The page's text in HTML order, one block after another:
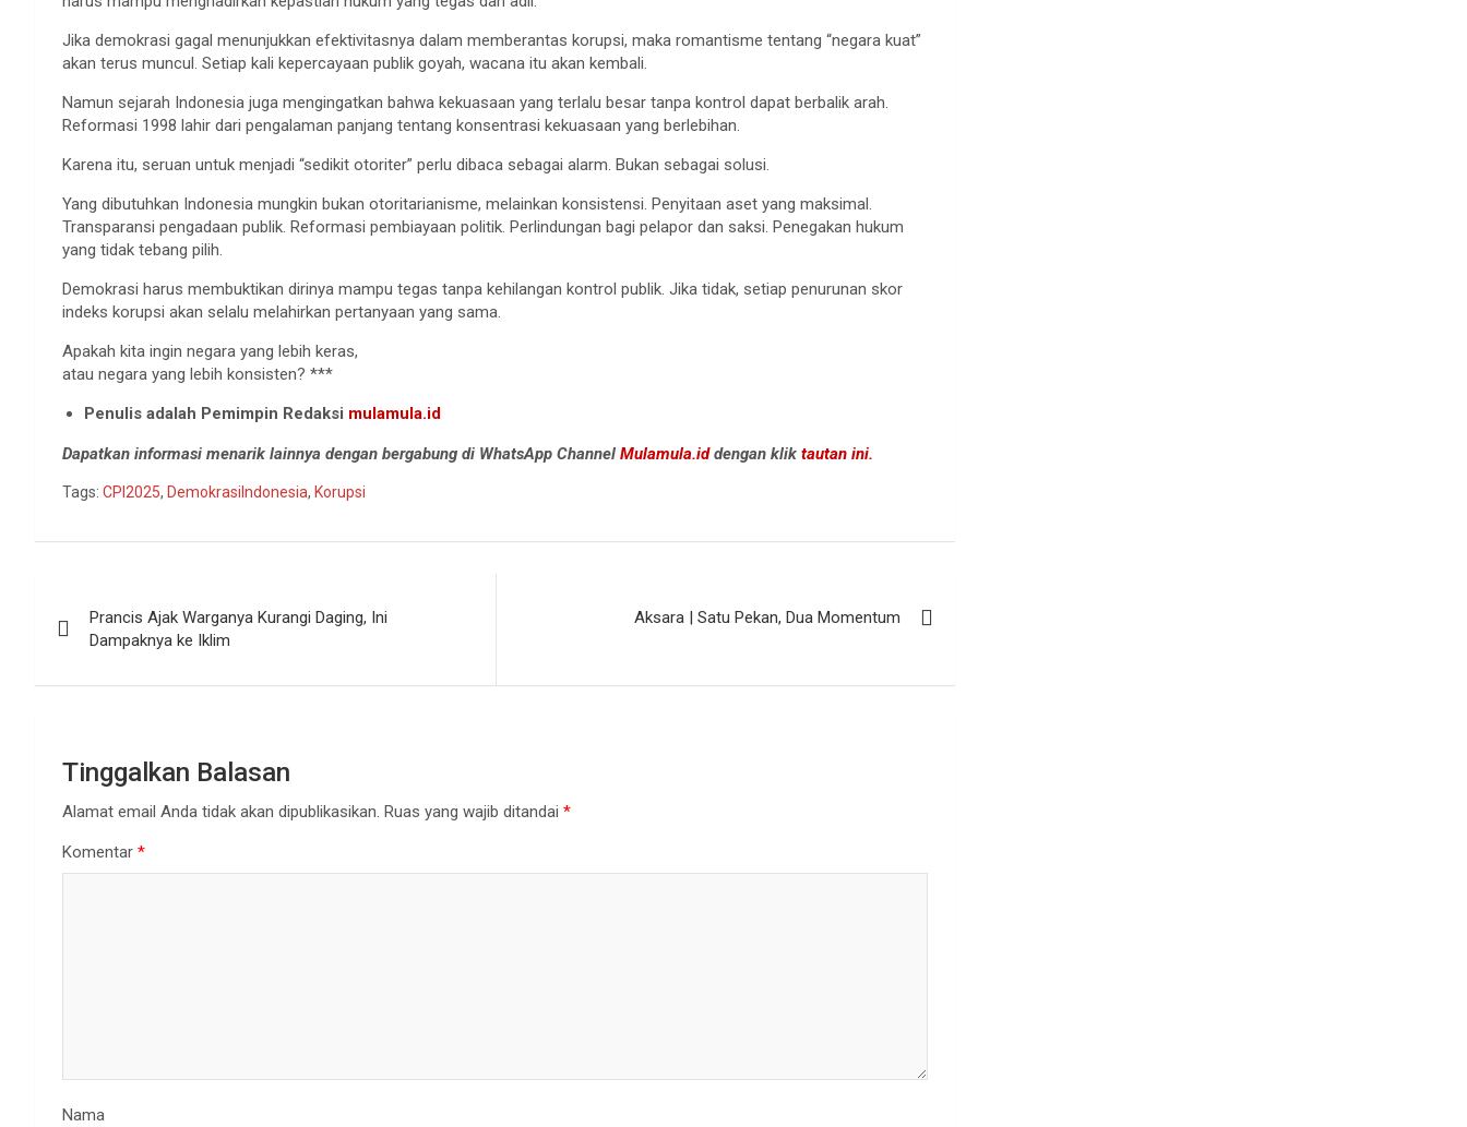
Jika demokrasi gagal menunjukkan efektivitasnya dalam memberantas korupsi, maka romantisme tentang “negara kuat”
akan terus muncul. Setiap kali kepercayaan publik goyah, wacana itu akan kembali.
Namun sejarah Indonesia juga mengingatkan bahwa kekuasaan yang terlalu besar tanpa kontrol dapat berbalik arah.
Reformasi 1998 lahir dari pengalaman panjang tentang konsentrasi kekuasaan yang berlebihan.
Karena itu, seruan untuk menjadi “sedikit otoriter” perlu dibaca sebagai alarm. Bukan sebagai solusi.
Yang dibutuhkan Indonesia mungkin bukan otoritarianisme, melainkan konsistensi. Penyitaan aset yang maksimal.
Transparansi pengadaan publik. Reformasi pembiayaan politik. Perlindungan bagi pelapor dan saksi. Penegakan hukum
yang tidak tebang pilih.
Demokrasi harus membuktikan dirinya mampu tegas tanpa kehilangan kontrol publik. Jika tidak, setiap penurunan skor
indeks korupsi akan selalu melahirkan pertanyaan yang sama.
Apakah kita ingin negara yang lebih keras,
atau negara yang lebih konsisten? ***
Penulis adalah Pemimpin Redaksi mulamula.id
Dapatkan informasi menarik lainnya dengan bergabung di WhatsApp Channel Mulamula.iddengan klik tautan ini.
Tags: CPI2025, DemokrasiIndonesia, Korupsi
pos
Prancis Ajak Warganya Kurangi Daging, Ini
Dampaknya ke Iklim
Aksara | Satu Pekan, Dua Momentum
Tinggalkan Balasan
Alamat email Anda tidak akan dipublikasikan. Ruas yang wajib ditandai *
Komentar *
Nama